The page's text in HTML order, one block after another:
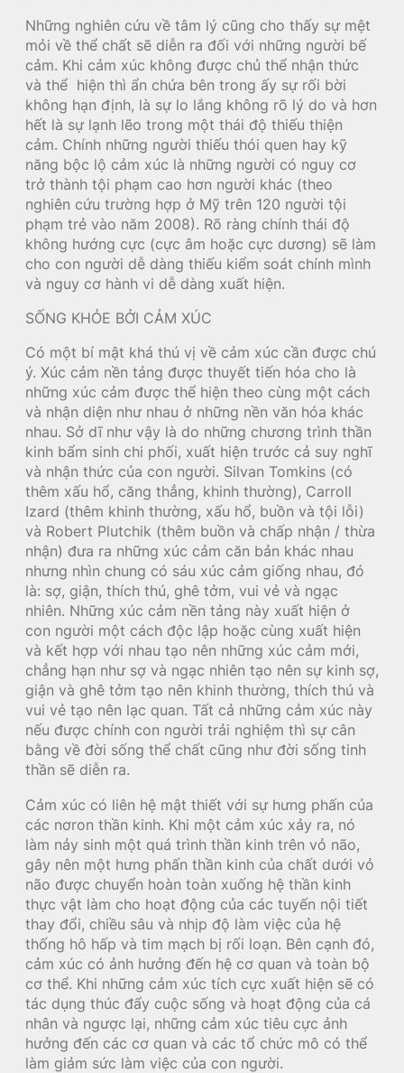
Những nghiên cứu về tâm lý cũng cho thấy sự mệt
mỏi về thể chất sẽ diễn ra đối với những người bế
cảm. Khi cảm xúc không được chủ thể nhận thức
và thể hiện thì ẩn chứa bên trong ấy sự rối bời
không hạn định, là sự lo lắng không rõ lý do và hơn
hết là sự lạnh lẽo trong một thái độ thiếu thiện
cảm. Chính những người thiếu thói quen hay kỹ
năng bộc lộ cảm xúc là những người có nguy cơ
trở thành tội phạm cao hơn người khác (theo
nghiên cứu trường hợp ở Mỹ trên 120 người tội
phạm trẻ vào năm 2008). Rõ ràng chính thái độ
không hướng cực (cực âm hoặc cực dương) sẽ làm
cho con người dễ dàng thiếu kiểm soát chính mình
và nguy cơ hành vi dễ dàng xuất hiện.
SỐNG KHỎE BỞI CẢM XÚC
Có một bí mật khá thú vị về cảm xúc cần được chú
ý. Xúc cảm nền tảng được thuyết tiến hóa cho là
những xúc cảm được thể hiện theo cùng một cách
và nhận diện như nhau ở những nền văn hóa khác
nhau. Sở dĩ như vậy là do những chương trình thần
kinh bẩm sinh chi phối, xuất hiện trước cả suy nghĩ
và nhận thức của con người. Silvan Tomkins (có
thêm xấu hổ, căng thẳng, khinh thường), Carroll
Izard (thêm khinh thường, xấu hổ, buồn và tội lỗi)
và Robert Plutchik (thêm buồn và chấp nhận / thừa
nhận) đưa ra những xúc cảm căn bản khác nhau
nhưng nhìn chung có sáu xúc cảm giống nhau, đó
là: sợ, giận, thích thú, ghê tởm, vui vẻ và ngạc
nhiên. Những xúc cảm nền tảng này xuất hiện ở
con người một cách độc lập hoặc cùng xuất hiện
và kết hợp với nhau tạo nên những xúc cảm mới,
chẳng hạn như sợ và ngạc nhiên tạo nên sự kinh sợ,
giận và ghê tởm tạo nên khinh thường, thích thú và
vui vẻ tạo nên lạc quan. Tất cả những cảm xúc này
nếu được chính con người trải nghiệm thì sự cân
bằng về đời sống thể chất cũng như đời sống tinh
thần sẽ diễn ra.
Cảm xúc có liên hệ mật thiết với sự hưng phấn của
các nơron thần kinh. Khi một cảm xúc xảy ra, nó
làm nảy sinh một quá trình thần kinh trên vỏ não,
gây nên một hưng phấn thần kinh của chất dưới vỏ
não được chuyển hoàn toàn xuống hệ thần kinh
thực vật làm cho hoạt động của các tuyến nội tiết
thay đổi, chiều sâu và nhịp độ làm việc của hệ
thống hô hấp và tim mạch bị rối loạn. Bên cạnh đó,
cảm xúc có ảnh hưởng đến hệ cơ quan và toàn bộ
cơ thể. Khi những cảm xúc tích cực xuất hiện sẽ có
tác dụng thúc đẩy cuộc sống và hoạt động của cá
nhân và ngược lại, những cảm xúc tiêu cực ảnh
hưởng đến các cơ quan và các tổ chức mô có thể
làm giảm sức làm việc của con người.